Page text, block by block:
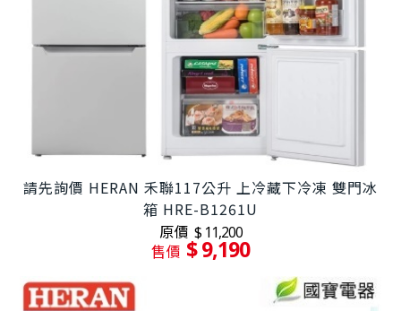
請先詢價 HERAN 禾聯117公升 上冷藏下冷凍 雙門冰
箱 HRE-B1261U
原價 $ 11,200
售價 $ 9,190